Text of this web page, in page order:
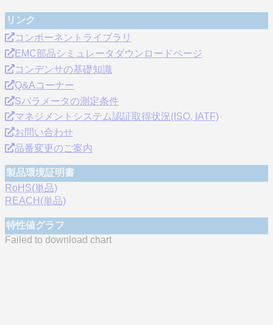
リンク
コンポーネントライブラリ
EMC部品シミュレータダウンロードページ
コンデンサの基礎知識
Q&Aコーナー
Sパラメータの測定条件
マネジメントシステム認証取得状況(ISO, IATF)
お問い合わせ
品番変更のご案内
製品環境証明書
RoHS(単品)
REACH(単品)
特性値グラフ
Failed to download chart